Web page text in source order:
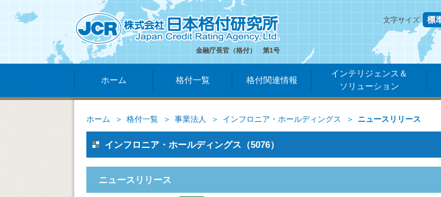
金融庁長官（格付） 第1号
文字サイズ
ホーム 格付一覧 格付関連情報
インテリジェンス＆
ソリューション
ホーム 格付一覧 事業法人 インフロニア・ホールディングス ニュースリリース
インフロニア・ホールディングス（5076）
ニュースリリース